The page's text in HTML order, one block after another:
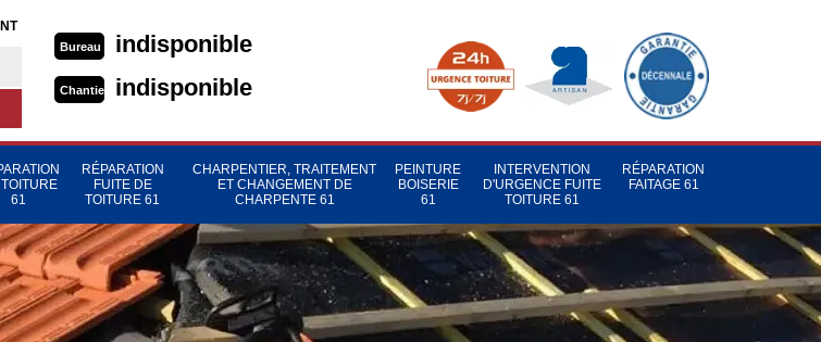
Bureau indisponible
Chantier indisponible
61
RÉPARATION
FUITE DE
TOITURE 61
CHARPENTIER, TRAITEMENT
ET CHANGEMENT DE
CHARPENTE 61
PEINTURE
BOISERIE
61
INTERVENTION
D'URGENCE FUITE
TOITURE 61
RÉPARATION
FAITAGE 61